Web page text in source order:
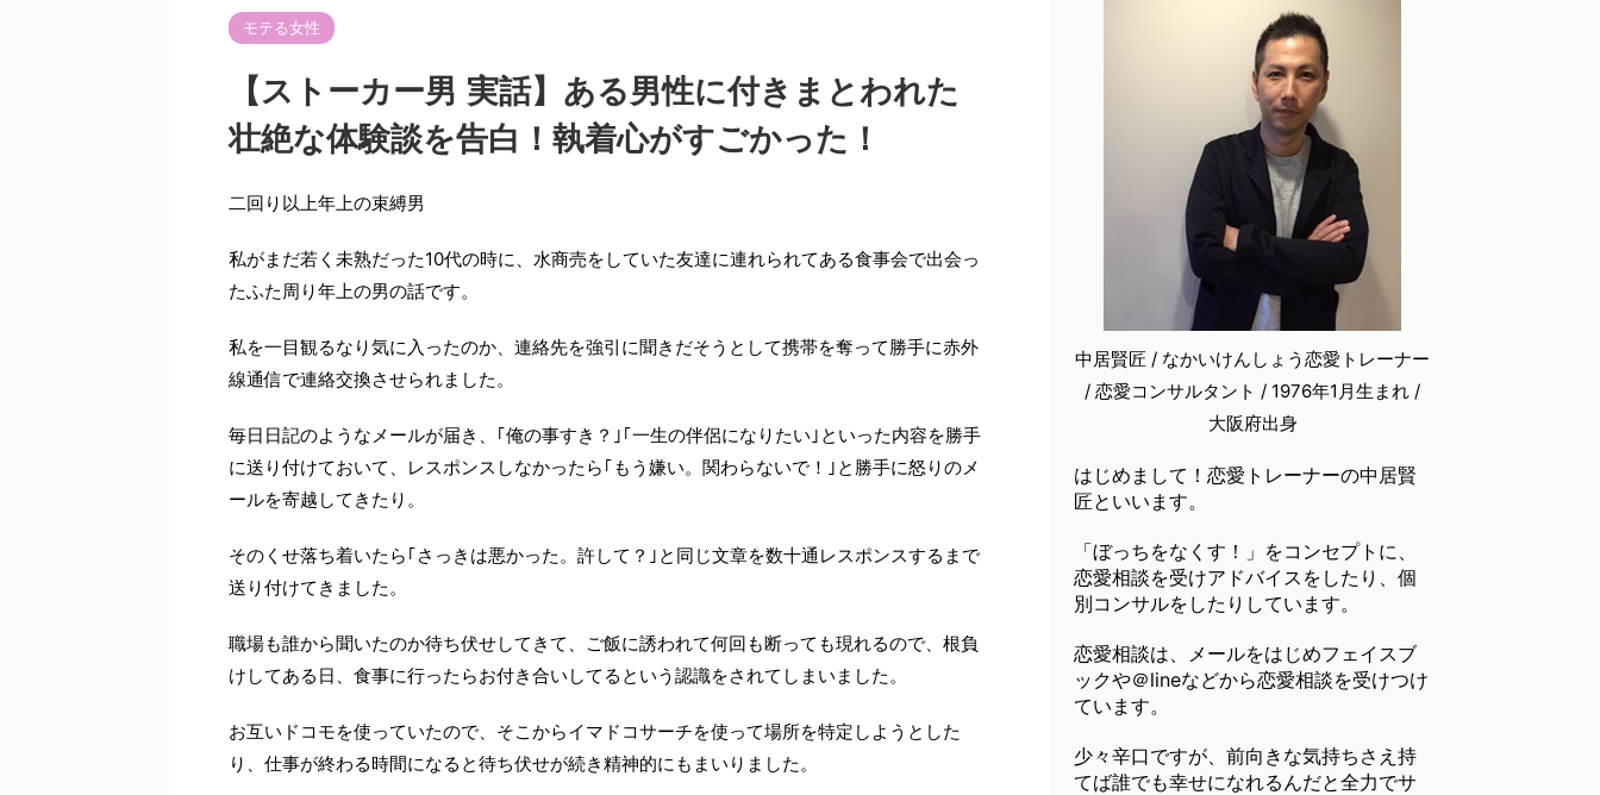
モテる女性
【ストーカー男 実話】ある男性に付きまとわれた
壮絶な体験談を告白！執着心がすごかった！
二回り以上年上の束縛男
私がまだ若く未熟だった10代の時に、水商売をしていた友達に連れられてある食事会で出会っ
たふた周り年上の男の話です。
私を一目観るなり気に入ったのか、連絡先を強引に聞きだそうとして携帯を奪って勝手に赤外
線通信で連絡交換させられました。
毎日日記のようなメールが届き、｢俺の事すき？｣｢一生の伴侶になりたい｣といった内容を勝手
に送り付けておいて、レスポンスしなかったら｢もう嫌い。関わらないで！｣と勝手に怒りのメ
ールを寄越してきたり。
そのくせ落ち着いたら｢さっきは悪かった。許して？｣と同じ文章を数十通レスポンスするまで
送り付けてきました。
職場も誰から聞いたのか待ち伏せしてきて、ご飯に誘われて何回も断っても現れるので、根負
けしてある日、食事に行ったらお付き合いしてるという認識をされてしまいました。
お互いドコモを使っていたので、そこからイマドコサーチを使って場所を特定しようとした
り、仕事が終わる時間になると待ち伏せが続き精神的にもまいりました。
中居賢匠 / なかいけんしょう恋愛トレーナー
/ 恋愛コンサルタント / 1976年1月生まれ /
大阪府出身
はじめまして！恋愛トレーナーの中居賢
匠といいます。
「ぼっちをなくす！」をコンセプトに、
恋愛相談を受けアドバイスをしたり、個
別コンサルをしたりしています。
恋愛相談は、メールをはじめフェイスブ
ックや＠lineなどから恋愛相談を受けつけ
ています。
少々辛口ですが、前向きな気持ちさえ持
てば誰でも幸せになれるんだと全力でサ